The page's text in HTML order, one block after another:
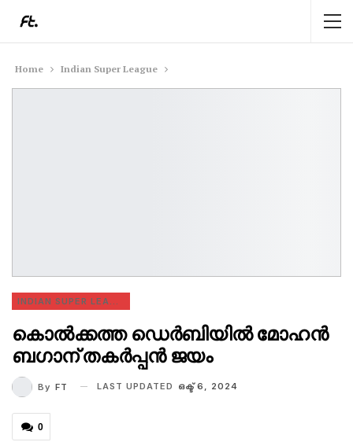
Home Indian Super League
കൊൽക്കത്ത ഡെർബിയിൽ മോഹൻ
ബഗാന് തകർപ്പൻ ജയം
By FT LAST UPDATED ഒക്ട് 6, 2024
0